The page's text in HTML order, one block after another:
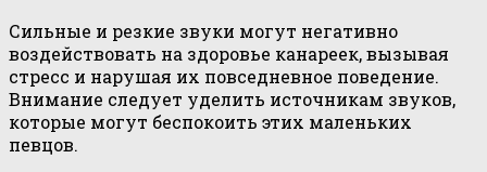
Сильные и резкие звуки могут негативно
воздействовать на здоровье канареек, вызывая
стресс и нарушая их повседневное поведение.
Внимание следует уделить источникам звуков,
которые могут беспокоить этих маленьких
певцов.